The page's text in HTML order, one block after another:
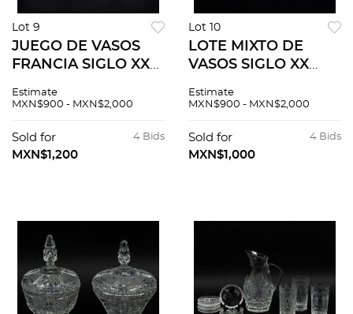
Lot 9
JUEGO DE VASOS
FRANCIA SIGLO XX
transparente Diseño
Detalles de
conservación Piezas:
Estimate
MXN$900 - MXN$2,000
4 Bids
Sold for
MXN$1,200
Lot 10
LOTE MIXTO DE
VASOS SIGLO XX
transparente Diseño
Servicio para 4
personas 2
Estimate
MXN$900 - MXN$2,000
4 Bids
Sold for
MXN$1,000